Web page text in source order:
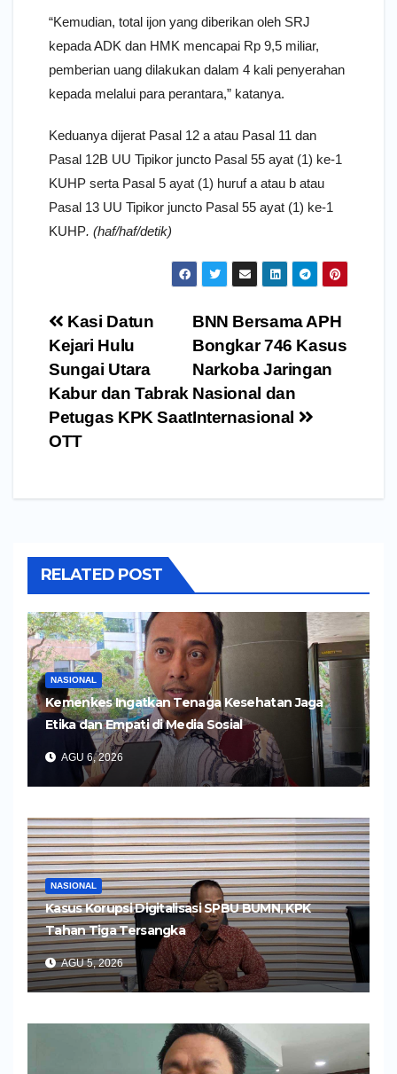
“Kemudian, total ijon yang diberikan oleh SRJ
kepada ADK dan HMK mencapai Rp 9,5 miliar,
pemberian uang dilakukan dalam 4 kali penyerahan
kepada melalui para perantara,” katanya.
Keduanya dijerat Pasal 12 a atau Pasal 11 dan
Pasal 12B UU Tipikor juncto Pasal 55 ayat (1) ke-1
KUHP serta Pasal 5 ayat (1) huruf a atau b atau
Pasal 13 UU Tipikor juncto Pasal 55 ayat (1) ke-1
KUHP. (haf/haf/detik)
Navigasi
pos
BNN Bersama APH
Bongkar 746 Kasus
Narkoba Jaringan
Nasional dan
Internasional
Kasi Datun
Kejari Hulu
Sungai Utara
Kabur dan Tabrak
Petugas KPK Saat
OTT
RELATED POST
NASIONAL
Kemenkes Ingatkan Tenaga Kesehatan Jaga
Etika dan Empati di Media Sosial
AGU 6, 2026
NASIONAL
Kasus Korupsi Digitalisasi SPBU BUMN, KPK
Tahan Tiga Tersangka
AGU 5, 2026